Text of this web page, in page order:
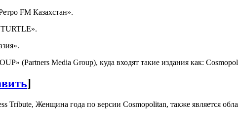
FM Казахстан».
(Partners Media Group), куда входят такие издания как:
]
Tribute, Женщина года по версии Cosmopolitan, также является